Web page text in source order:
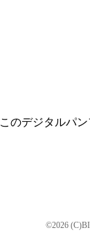
このデジタルパ
©2026